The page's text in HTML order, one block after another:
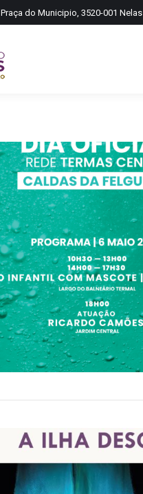
Praça do Municipio, 3520-001 Nelas